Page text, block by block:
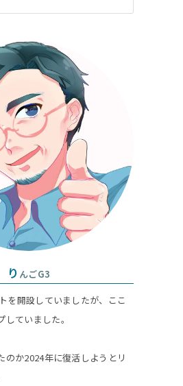
検
を
ト
Escape
り んごG3
を開設していましたが、ここ
ていました。
のか2024年に復活しようとリ